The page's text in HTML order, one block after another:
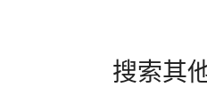
搜索其